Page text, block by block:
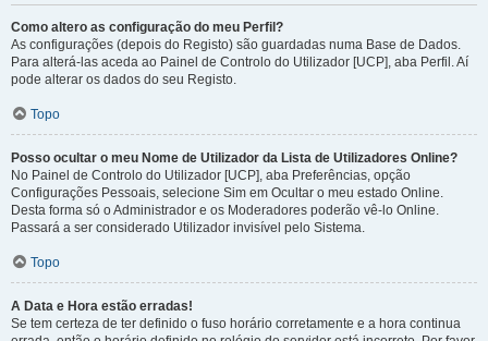
Como altero as configuração do meu Perfil?
As configurações (depois do Registo) são guardadas numa Base de Dados.
Para alterá-las aceda ao Painel de Controlo do Utilizador [UCP], aba Perfil. Aí
pode alterar os dados do seu Registo.
Topo
Posso ocultar o meu Nome de Utilizador da Lista de Utilizadores Online?
No Painel de Controlo do Utilizador [UCP], aba Preferências, opção
Configurações Pessoais, selecione Sim em Ocultar o meu estado Online.
Desta forma só o Administrador e os Moderadores poderão vê-lo Online.
Passará a ser considerado Utilizador invisível pelo Sistema.
Topo
A Data e Hora estão erradas!
Se tem certeza de ter definido o fuso horário corretamente e a hora continua